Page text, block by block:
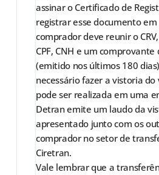
assinar o Certificado de
registrar esse documento em
comprador deve reunir o
CPF, CNH e um
(emitido nos últimos 180
necessário fazer a vistoria
pode ser realizada em uma
Detran emite um laudo da
apresentado junto com os
comprador no setor de
Ciretran.
Vale lembrar que a